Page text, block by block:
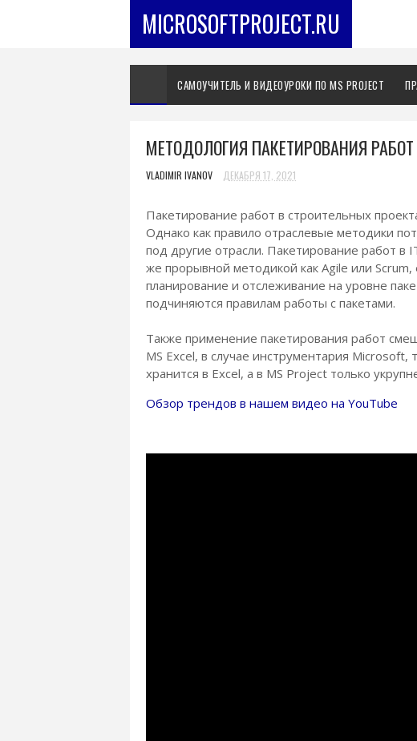
MICROSOFTPROJECT.RU
САМОУЧИТЕЛЬ И ВИДЕОУРОКИ ПО MS PROJECT
МЕТОДОЛОГИЯ ПАКЕТИРОВАНИЯ РАБОТ
VLADIMIR IVANOV ДЕКАБРЯ 17, 2021
Пакетирование работ в строительных
Однако как правило отраслевые методики
под другие отрасли. Пакетирование работ в
же прорывной методикой как Agile или Scrum,
планирование и отслеживание на уровне
подчиняются правилам работы с пакетами.
Также применение пакетирования работ
MS Excel, в случае инструментария Microsoft,
хранится в Excel, а в MS Project только
Обзор трендов в нашем видео на YouTube